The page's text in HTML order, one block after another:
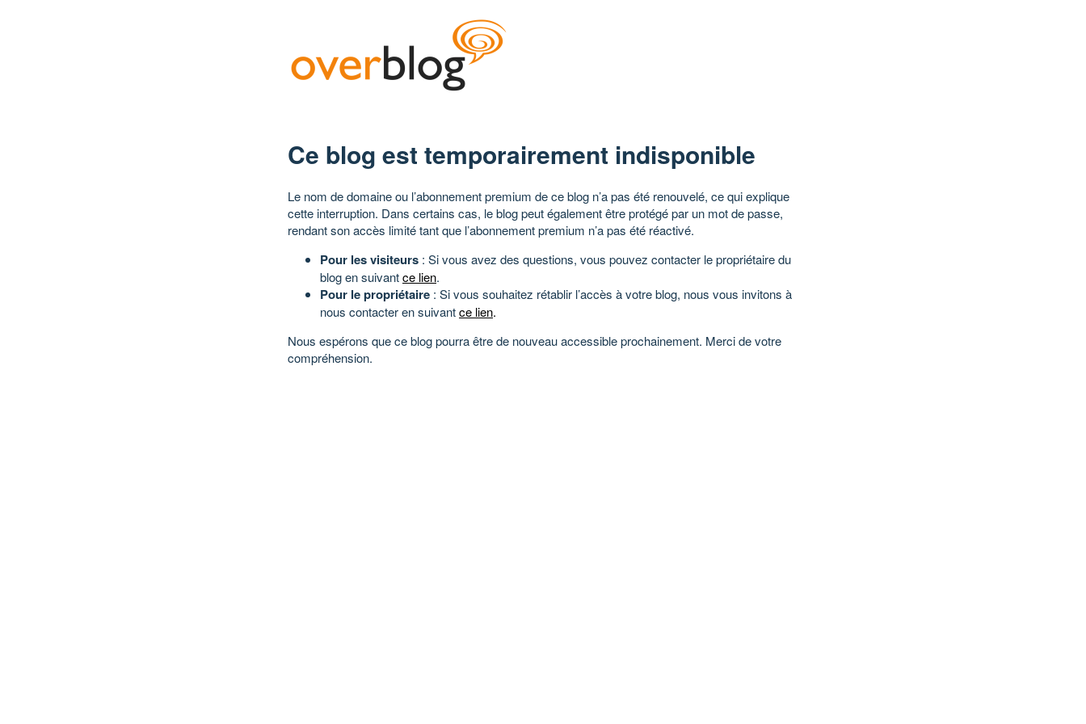
Ce blog est temporairement indisponible
Le nom de domaine ou l’abonnement premium de ce blog n’a pas été renouvelé, ce qui explique
cette interruption. Dans certains cas, le blog peut également être protégé par un mot de passe,
rendant son accès limité tant que l’abonnement premium n’a pas été réactivé.
Pour les visiteurs : Si vous avez des questions, vous pouvez contacter le propriétaire du
blog en suivantce lien.
Pour le propriétaire : Si vous souhaitez rétablir l’accès à votre blog, nous vous invitons à
nous contacter en suivantce lien.
Nous espérons que ce blog pourra être de nouveau accessible prochainement. Merci de votre
compréhension.